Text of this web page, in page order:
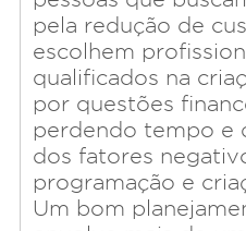
pela redução de
escolhem
qualificados na
por questões
perdendo tempo e
dos fatores
programação e
Um bom